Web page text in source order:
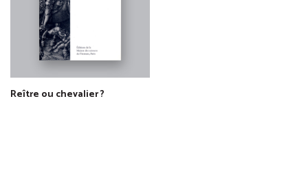
Reître ou chevalier ?